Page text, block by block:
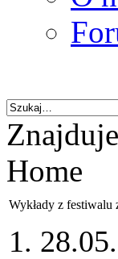
Home
Wykłady z festiwalu
1.